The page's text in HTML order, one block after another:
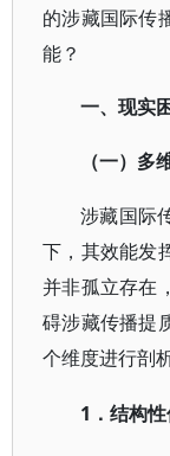
的涉藏国际传
能？
一、现实
（一）多
涉藏国际
下，其效能发
并非孤立存在
碍涉藏传播提
个维度进行剖析
1．结构